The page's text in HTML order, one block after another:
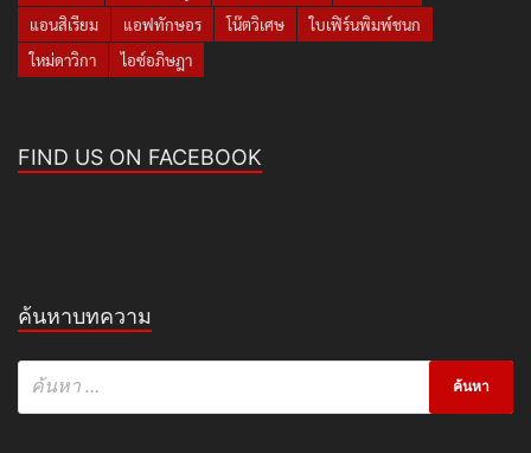
แอนสิเรียม
แอฟทักษอร โน๊ตวิเศษ
ใบเฟิร์นพิมพ์ชนก
ใหม่ดาวิกา
ไอซ์อภิษฎา
FIND US ON FACEBOOK
ค้นหาบทความ